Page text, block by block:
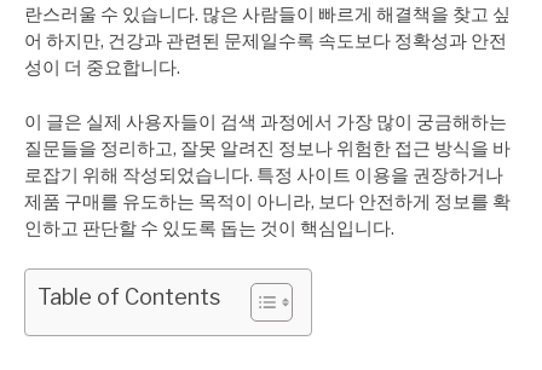
란스러울 수 있습니다. 많은 사람들이 빠르게 해결책을 찾고 싶
어 하지만, 건강과 관련된 문제일수록 속도보다 정확성과 안전
성이 더 중요합니다.
이 글은 실제 사용자들이 검색 과정에서 가장 많이 궁금해하는
질문들을 정리하고, 잘못 알려진 정보나 위험한 접근 방식을 바
로잡기 위해 작성되었습니다. 특정 사이트 이용을 권장하거나
제품 구매를 유도하는 목적이 아니라, 보다 안전하게 정보를 확
인하고 판단할 수 있도록 돕는 것이 핵심입니다.
Table of Contents